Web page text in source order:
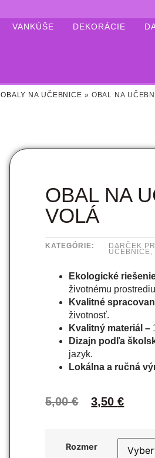
VANKÚŠE DEKORÁCIE
OBALY NA UČEBNICE » OBAL NA
OBAL NA
VOLÁ
KATEGÓRIE: DARČEK
UČEBNICE,
Ekologické
životnému
Kvalitné
životnosť.
Kvalitný materiál –
Dizajn podľa
jazyk.
Lokálna a ručná
5,00€ 3,50€
Rozmer